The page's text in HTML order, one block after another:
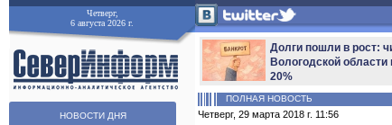
Четверг,
6 августа 2026 г.
НОВОСТИ ДНЯ
Долги пошли в рост:
Вологодской области
20%
ПОЛНАЯ НОВОСТЬ
Четверг, 29 марта 2018 г. 11:56